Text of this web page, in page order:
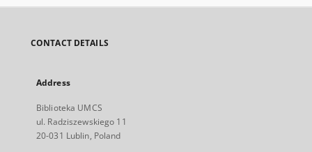
CONTACT DETAILS
Address
Biblioteka UMCS
ul. Radziszewskiego 11
20-031 Lublin, Poland